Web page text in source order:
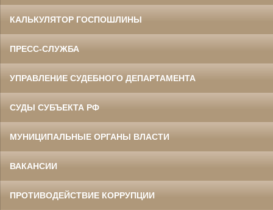
КАЛЬКУЛЯТОР ГОСПОШЛИНЫ
ПРЕСС-СЛУЖБА
УПРАВЛЕНИЕ СУДЕБНОГО ДЕПАРТАМЕНТА
СУДЫ СУБЪЕКТА РФ
МУНИЦИПАЛЬНЫЕ ОРГАНЫ ВЛАСТИ
ВАКАНСИИ
ПРОТИВОДЕЙСТВИЕ КОРРУПЦИИ